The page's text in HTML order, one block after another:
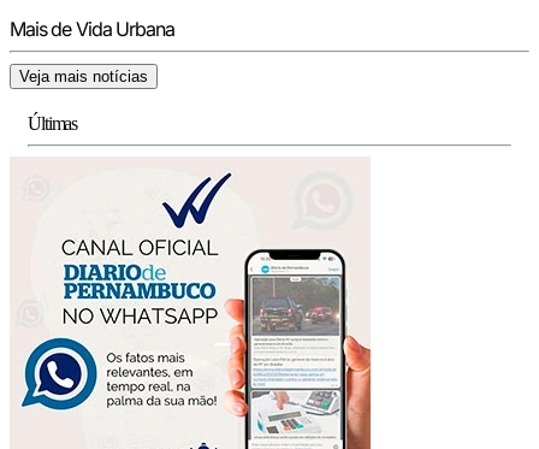
Mais de Vida Urbana
Veja mais notícias
Últimas